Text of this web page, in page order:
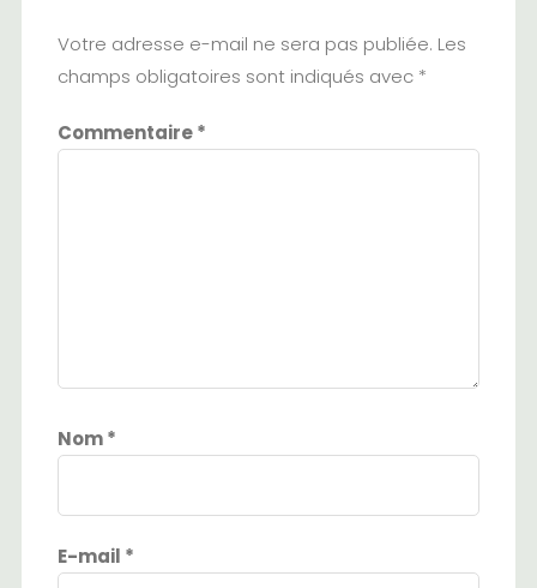
Votre adresse e-mail ne sera pas publiée. Les
champs obligatoires sont indiqués avec *
Commentaire*
Nom*
E-mail *